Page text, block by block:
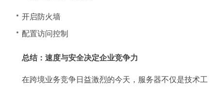
开启防火墙
配置访问控制
总结：速度与安全决定企业竞争力
在跨境业务竞争日益激烈的今天，服务器不仅是技术工